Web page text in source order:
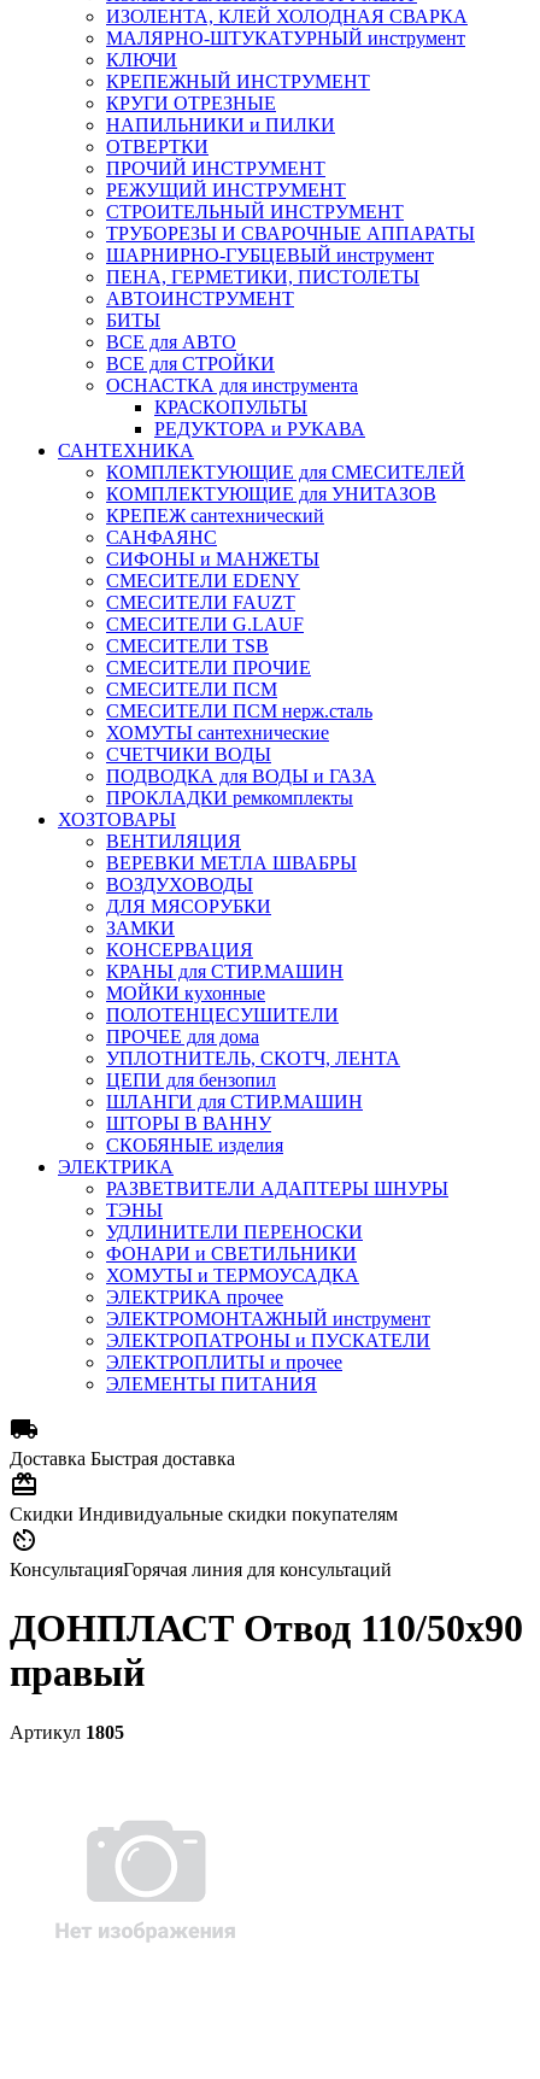
ИЗОЛЕНТА, КЛЕЙ ХОЛОДНАЯ СВАРКА
МАЛЯРНО-ШТУКАТУРНЫЙ инструмент
КЛЮЧИ
КРЕПЕЖНЫЙ ИНСТРУМЕНТ
КРУГИ ОТРЕЗНЫЕ
НАПИЛЬНИКИ и ПИЛКИ
ОТВЕРТКИ
ПРОЧИЙ ИНСТРУМЕНТ
РЕЖУЩИЙ ИНСТРУМЕНТ
СТРОИТЕЛЬНЫЙ ИНСТРУМЕНТ
ТРУБОРЕЗЫ И СВАРОЧНЫЕ АППАРАТЫ
ШАРНИРНО-ГУБЦЕВЫЙ инструмент
ПЕНА, ГЕРМЕТИКИ, ПИСТОЛЕТЫ
АВТОИНСТРУМЕНТ
БИТЫ
ВСЕ для АВТО
ВСЕ для СТРОЙКИ
ОСНАСТКА для инструмента
КРАСКОПУЛЬТЫ
РЕДУКТОРА и РУКАВА
САНТЕХНИКА
КОМПЛЕКТУЮЩИЕ для СМЕСИТЕЛЕЙ
КОМПЛЕКТУЮЩИЕ для УНИТАЗОВ
КРЕПЕЖ сантехнический
САНФАЯНС
СИФОНЫ и МАНЖЕТЫ
СМЕСИТЕЛИ EDENY
СМЕСИТЕЛИ FAUZT
СМЕСИТЕЛИ G.LAUF
СМЕСИТЕЛИ TSB
СМЕСИТЕЛИ ПРОЧИЕ
СМЕСИТЕЛИ ПСМ
СМЕСИТЕЛИ ПСМ нерж.сталь
ХОМУТЫ сантехнические
СЧЕТЧИКИ ВОДЫ
ПОДВОДКА для ВОДЫ и ГАЗА
ПРОКЛАДКИ ремкомплекты
ХОЗТОВАРЫ
ВЕНТИЛЯЦИЯ
ВЕРЕВКИ МЕТЛА ШВАБРЫ
ВОЗДУХОВОДЫ
ДЛЯ МЯСОРУБКИ
ЗАМКИ
КОНСЕРВАЦИЯ
КРАНЫ для СТИР.МАШИН
МОЙКИ кухонные
ПОЛОТЕНЦЕСУШИТЕЛИ
ПРОЧЕЕ для дома
УПЛОТНИТЕЛЬ, СКОТЧ, ЛЕНТА
ЦЕПИ для бензопил
ШЛАНГИ для СТИР.МАШИН
ШТОРЫ В ВАННУ
СКОБЯНЫЕ изделия
ЭЛЕКТРИКА
РАЗВЕТВИТЕЛИ АДАПТЕРЫ ШНУРЫ
ТЭНЫ
УДЛИНИТЕЛИ ПЕРЕНОСКИ
ФОНАРИ и СВЕТИЛЬНИКИ
ХОМУТЫ и ТЕРМОУСАДКА
ЭЛЕКТРИКА прочее
ЭЛЕКТРОМОНТАЖНЫЙ инструмент
ЭЛЕКТРОПАТРОНЫ и ПУСКАТЕЛИ
ЭЛЕКТРОПЛИТЫ и прочее
ЭЛЕМЕНТЫ ПИТАНИЯ

Доставка Быстрая доставка

Скидки Индивидуальные скидки покупателям

КонсультацияГорячая линия для консультаций
ДОНПЛАСТ Отвод 110/50х90
правый
Артикул 1805